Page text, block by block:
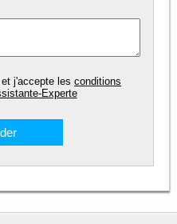
et j'accepte lesconditions
Experte